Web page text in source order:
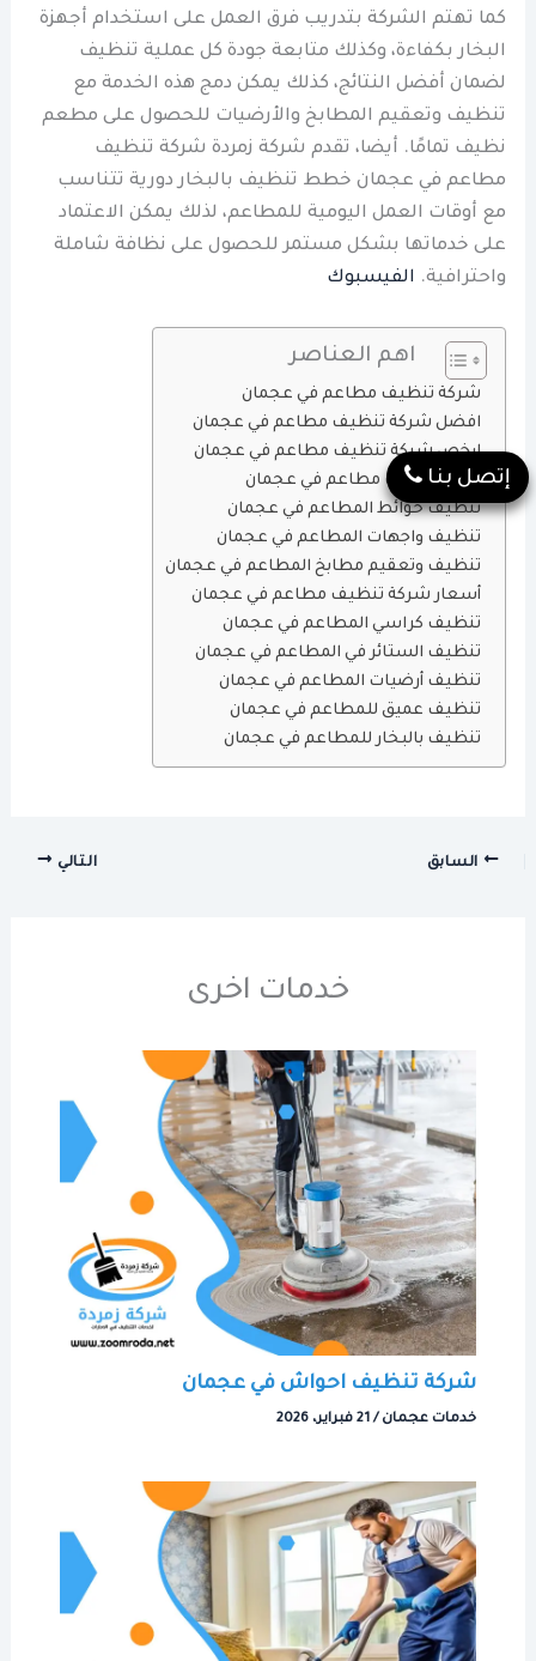
كما تهتم الشركة بتدريب فرق العمل على استخدام أجهزة
البخار بكفاءة، وكذلك متابعة جودة كل عملية تنظيف
لضمان أفضل النتائج، كذلك يمكن دمج هذه الخدمة مع
تنظيف وتعقيم المطابخ والأرضيات للحصول على مطعم
نظيف تمامًا. أيضا، تقدم شركة زمردة شركة تنظيف
مطاعم في عجمان خطط تنظيف بالبخار دورية تتناسب
مع أوقات العمل اليومية للمطاعم، لذلك يمكن الاعتماد
على خدماتها بشكل مستمر للحصول على نظافة شاملة
واحترافية. الفيسبوك
اهم العناصر
شركة تنظيف مطاعم في عجمان
افضل شركة تنظيف مطاعم في عجمان
ارخص شركة تنظيف مطاعم في عجمان
عمال تنظيف مطاعم في عجمان
تنظيف حوائط المطاعم في عجمان
تنظيف واجهات المطاعم في عجمان
تنظيف وتعقيم مطابخ المطاعم في عجمان
أسعار شركة تنظيف مطاعم في عجمان
تنظيف كراسي المطاعم في عجمان
تنظيف الستائر في المطاعم في عجمان
تنظيف أرضيات المطاعم في عجمان
تنظيف عميق للمطاعم في عجمان
تنظيف بالبخار للمطاعم في عجمان
السابق التالي
خدمات اخرى
شركة تنظيف احواش في عجمان
خدمات عجمان /21 فبراير، 2026
إتصل بنا